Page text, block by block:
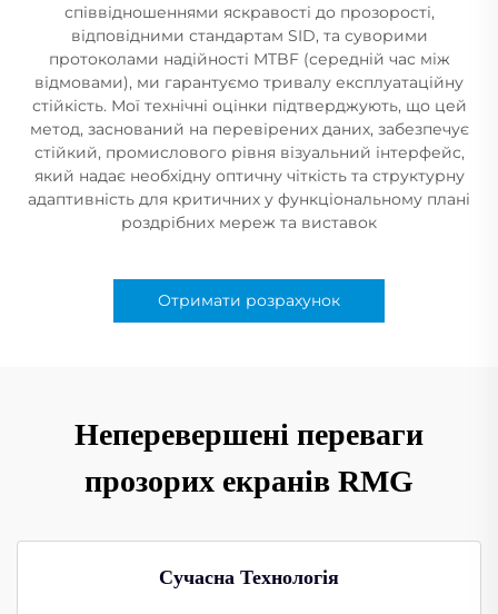
співвідношеннями яскравості до прозорості,
відповідними стандартам SID, та суворими
протоколами надійності MTBF (середній час між
відмовами), ми гарантуємо тривалу експлуатаційну
стійкість. Мої технічні оцінки підтверджують, що цей
метод, заснований на перевірених даних, забезпечує
стійкий, промислового рівня візуальний інтерфейс,
який надає необхідну оптичну чіткість та структурну
адаптивність для критичних у функціональному плані
роздрібних мереж та виставок
Отримати розрахунок
Неперевершені переваги
прозорих екранів RMG
Сучасна Технологія